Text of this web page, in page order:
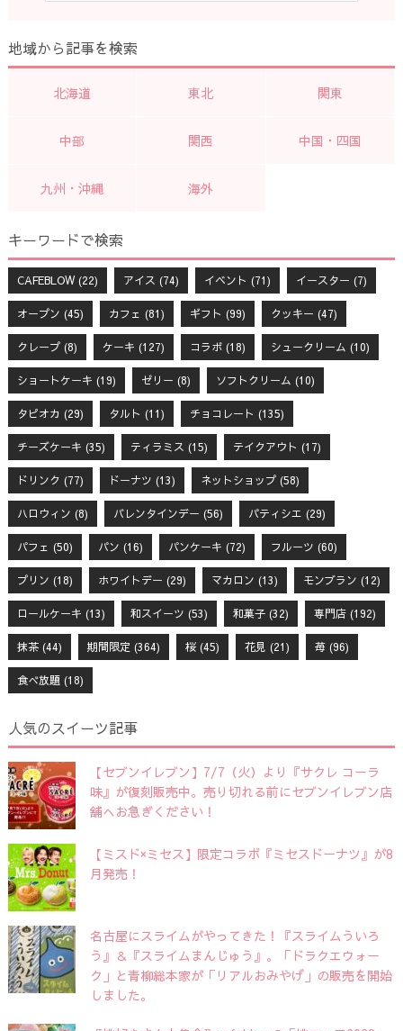
地域から記事を検索
北海道 東北 関東
中部 関西 中国・四国
九州・沖縄 海外
キーワードで検索
CAFEBLOW(22) アイス (74) イベント (71) イースター (7)
オープン (45) カフェ (81) ギフト (99) クッキー (47)
クレープ(8) ケーキ (127) コラボ(18) シュークリーム (10)
ショートケーキ (19) ゼリー (8) ソフトクリーム (10)
タピオカ (29) タルト (11) チョコレート (135)
チーズケーキ (35) ティラミス (15) テイクアウト (17)
ドリンク (77) ドーナツ (13) ネットショップ(58)
ハロウィン (8) バレンタインデー (56) パティシエ (29)
パフェ (50) パン (16) パンケーキ (72) フルーツ (60)
プリン (18) ホワイトデー (29) マカロン (13) モンブラン (12)
ロールケーキ (13) 和スイーツ (53) 和菓子(32) 専門店(192)
抹茶(44) 期間限定 (364) 桜(45) 花見 (21) 苺(96)
食べ放題(18)
人気のスイーツ記事
【セブンイレブン】7/7（火）より『サクレ コーラ
味』が復刻販売中。売り切れる前にセブンイレブン店
舗へお急ぎください！
【ミスド×ミセス】限定コラボ『ミセスドーナツ』が8
月発売！
名古屋にスライムがやってきた！『スライムういろ
う』＆『スライムまんじゅう』。「ドラクエウォー
ク」と青柳総本家が「リアルおみやげ」の販売を開始
しました。